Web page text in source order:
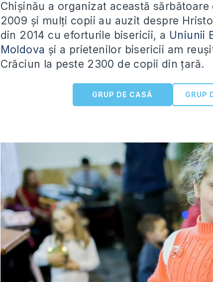
Chișinău a organizat această
2009 și mulți copii au auzit despre
din 2014 cu eforturile bisericii, a Uniunii
Moldova și a prietenilor bisericii am
Crăciun la peste 2300 de copii din țară.
GRUP DE CASĂ GRUP